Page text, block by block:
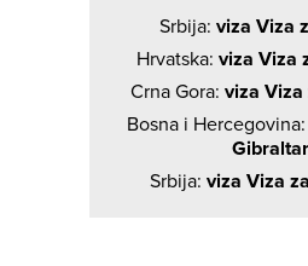
Srbija: viza Viza
Hrvatska: viza Viza
Crna Gora: viza
Bosna i Hercegovina:
Gibraltar
Srbija: viza Viza